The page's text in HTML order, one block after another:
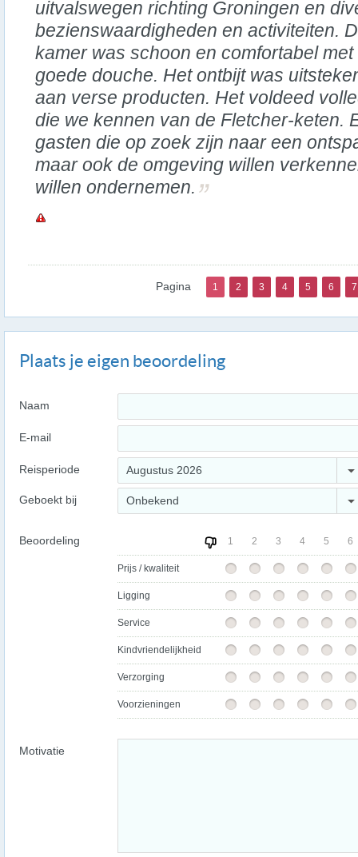
uitvalswegen richting Groningen en
bezienswaardigheden en activiteiten.
kamer was schoon en comfortabel
goede douche. Het ontbijt was
aan verse producten. Het voldeed
die we kennen van de Fletcher-keten.
gasten die op zoek zijn naar een
maar ook de omgeving willen
willen ondernemen.
Pagina 1 2 3 4 5 6 7
Plaats je eigen beoordeling
Naam
E-mail
Reisperiode Augustus 2026
Geboekt bij Onbekend
Beoordeling 1 2 3 4 5 6
Prijs / kwaliteit
Ligging
Service
Kindvriendelijkheid
Verzorging
Voorzieningen
Motivatie